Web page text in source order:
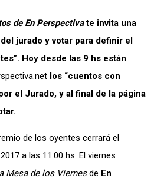
de En Perspectivate invita una
jurado y votar para definir el
Hoy desde las 9 hs están
los “cuentos con
el Jurado, y al final de la página
de los oyentes cerrará el
a las 11.00 hs. El viernes
Mesa de los Viernesde En